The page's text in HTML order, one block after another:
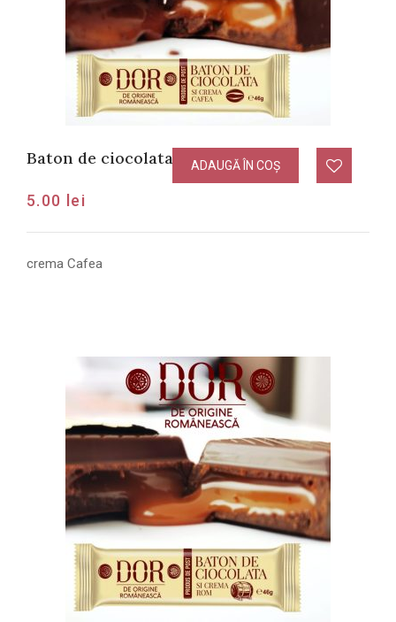
Baton de ciocolata cu crema Cafea
5.00 lei
ADAUGĂ ÎN COȘ
crema Cafea